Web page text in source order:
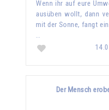
Wenn ihr auf eure
ausüben wollt, dann
mit der Sonne, fangt
…
Der Mensch